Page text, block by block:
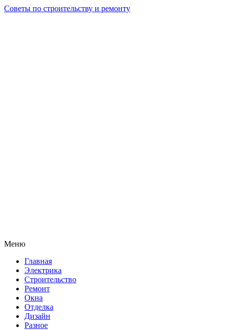
Советы по строительству и ремонту
Меню
Главная
Электрика
Строительство
Ремонт
Окна
Отделка
Дизайн
Разное